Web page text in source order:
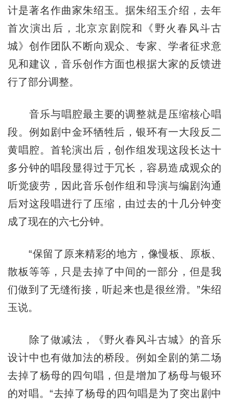
计是著名作曲家朱绍玉。据朱绍玉介绍，去年
首次演出后，北京京剧院和《野火春风斗古
城》创作团队不断向观众、专家、学者征求意
见和建议，音乐创作方面也根据大家的反馈进
行了部分调整。
音乐与唱腔最主要的调整就是压缩核心唱
段。例如剧中金环牺牲后，银环有一大段反二
黄唱腔。首轮演出后，创作组发现这段长达十
多分钟的唱段显得过于冗长，容易造成观众的
听觉疲劳，因此音乐创作组和导演与编剧沟通
后对这段唱进行了压缩，由过去的十几分钟变
成了现在的六七分钟。
“保留了原来精彩的地方，像慢板、原板、
散板等等，只是去掉了中间的一部分，但是我
们做到了无缝衔接，听起来也是很丝滑。”朱绍
玉说。
除了做减法，《野火春风斗古城》的音乐
设计中也有做加法的桥段。例如全剧的第二场
去掉了杨母的四句唱，但是增加了杨母与银环
的对唱。“去掉了杨母的四句唱是为了突出剧中